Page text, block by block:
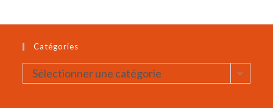
Catégories
Catégories
Sélectionner une catégorie